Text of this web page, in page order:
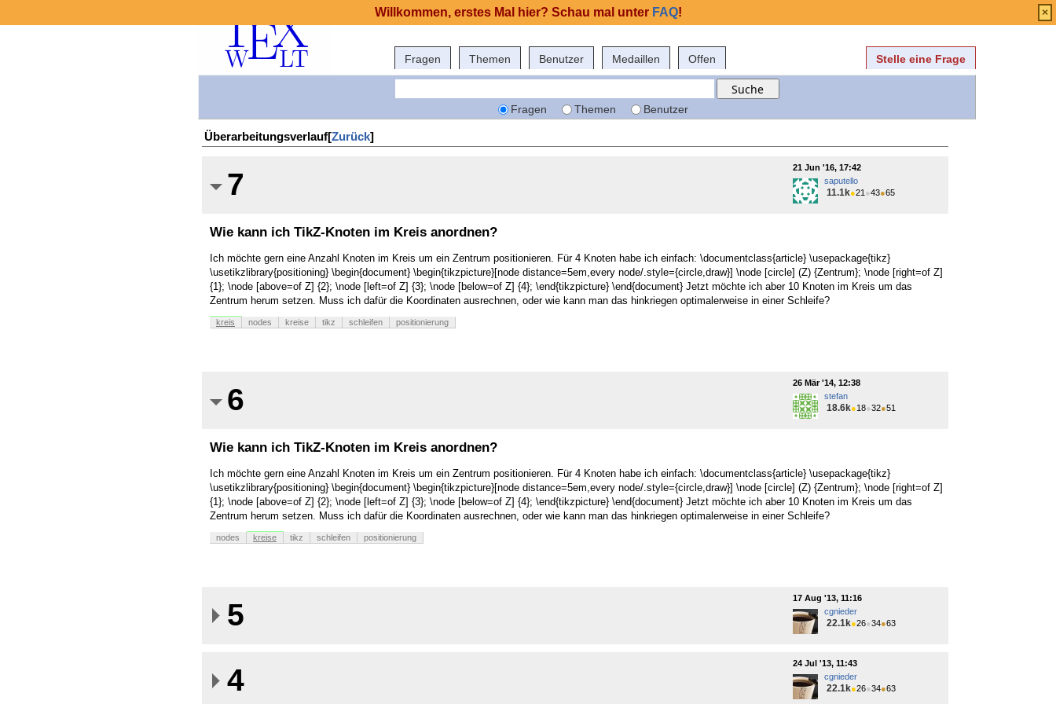
Fragen Themen Benutzer Medaillen Offen Stelle eine Frage
Fragen Themen Benutzer
Überarbeitungsverlauf[Zurück]
7
21 Jun '16, 17:42
saputello
11.1k●21 ●43●65
Wie kann ich TikZ-Knoten im Kreis anordnen?
Ich möchte gern eine Anzahl Knoten im Kreis um ein Zentrum positionieren. Für 4 Knoten habe ich einfach: \documentclass{article} \usepackage{tikz}
\usetikzlibrary{positioning} \begin{document} \begin{tikzpicture}[node distance=5em,every node/.style={circle,draw}] \node [circle] (Z) {Zentrum}; \node [right=of Z]
{1}; \node [above=of Z] {2}; \node [left=of Z] {3}; \node [below=of Z] {4}; \end{tikzpicture} \end{document} Jetzt möchte ich aber 10 Knoten im Kreis um das
Zentrum herum setzen. Muss ich dafür die Koordinaten ausrechnen, oder wie kann man das hinkriegen optimalerweise in einer Schleife?
kreis nodes kreise tikz schleifen positionierung
6
26 Mär '14, 12:38
stefan
18.6k●18●32●51
Wie kann ich TikZ-Knoten im Kreis anordnen?
Ich möchte gern eine Anzahl Knoten im Kreis um ein Zentrum positionieren. Für 4 Knoten habe ich einfach: \documentclass{article} \usepackage{tikz}
\usetikzlibrary{positioning} \begin{document} \begin{tikzpicture}[node distance=5em,every node/.style={circle,draw}] \node [circle] (Z) {Zentrum}; \node [right=of Z]
{1}; \node [above=of Z] {2}; \node [left=of Z] {3}; \node [below=of Z] {4}; \end{tikzpicture} \end{document} Jetzt möchte ich aber 10 Knoten im Kreis um das
Zentrum herum setzen. Muss ich dafür die Koordinaten ausrechnen, oder wie kann man das hinkriegen optimalerweise in einer Schleife?
nodes kreise tikz schleifen positionierung
5
17 Aug '13, 11:16
cgnieder
22.1k●26●34●63
4
24 Jul '13, 11:43
cgnieder
22.1k●26●34●63
Willkommen, erstes Mal hier? Schau mal unter FAQ! ×